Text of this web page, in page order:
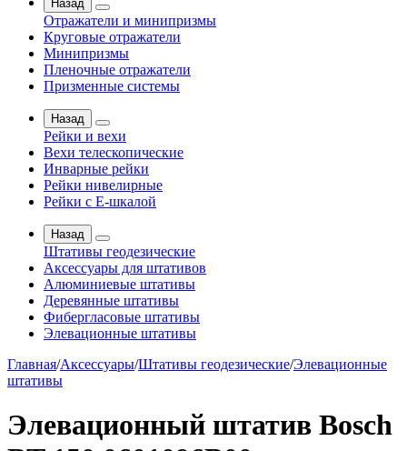
Назад
Отражатели и минипризмы
Круговые отражатели
Минипризмы
Пленочные отражатели
Призменные системы
Назад
Рейки и вехи
Вехи телескопические
Инварные рейки
Рейки нивелирные
Рейки с Е-шкалой
Назад
Штативы геодезические
Аксессуары для штативов
Алюминиевые штативы
Деревянные штативы
Фибергласовые штативы
Элевационные штативы
Главная/Аксессуары/Штативы геодезические/Элевационные
штативы
Элевационный штатив Bosch